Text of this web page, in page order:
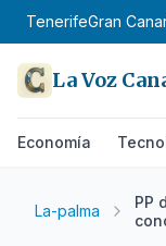
TenerifeGran
La Voz
Economía
La-palma
PP